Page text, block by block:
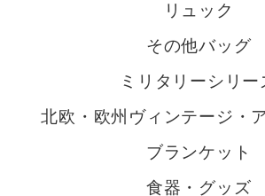
リュック
その他バッグ
ミリタリーシリー
北欧・欧州ヴィンテージ・
ブランケット
食器・グッズ